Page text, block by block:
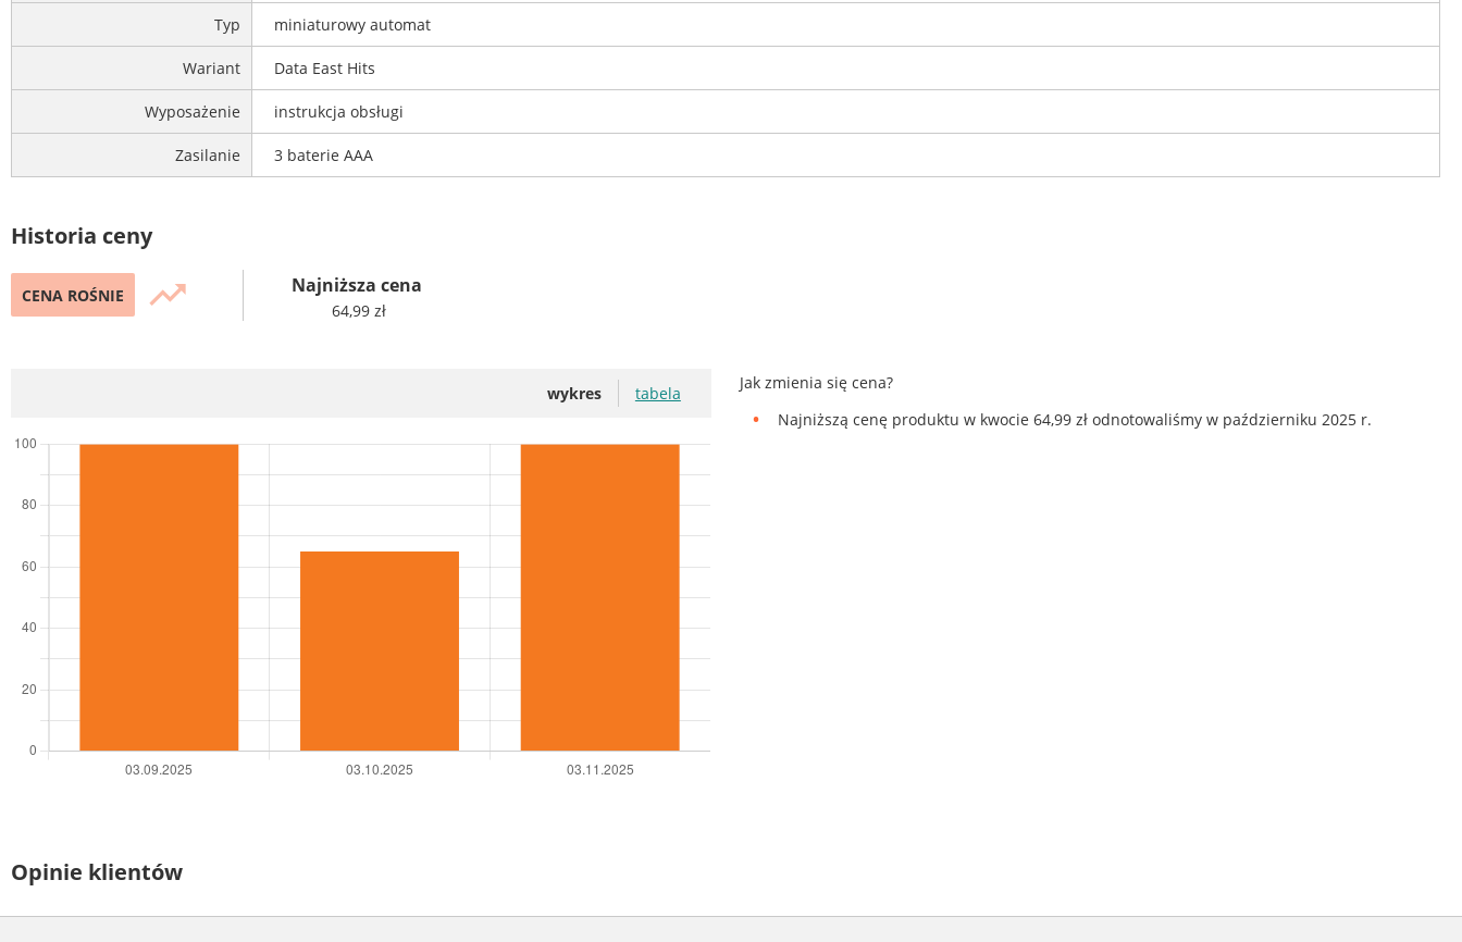
Typ miniaturowy automat
Wariant Data East Hits
Wyposażenie instrukcja obsługi
Zasilanie 3 baterie AAA
Historia ceny
CENA ROŚNIE trending_up Najniższa cena
64,99 zł
wykres tabela
Jak zmienia się cena?
Najniższą cenę produktu w kwocie 64,99 zł odnotowaliśmy w październiku 2025 r.
Opinie klientów